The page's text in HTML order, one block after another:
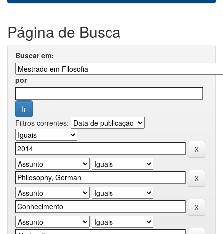
Página de Busca
Buscar em:
por
Filtros correntes: